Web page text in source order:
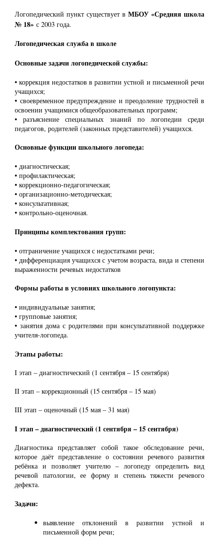
Логопедический пункт существует вМБОУ «Средняя школа
№ 18» с 2003 года.
Логопедическая служба в школе
Основные задачи логопедической службы:
• коррекция недостатков в развитии устной и письменной речи
учащихся;
• своевременное предупреждение и преодоление трудностей в
освоении учащимися общеобразовательных программ;
• разъяснение специальных знаний по логопедии среди
педагогов, родителей (законных представителей) учащихся.
Основные функции школьного логопеда:
• диагностическая;
• профилактическая;
• коррекционно-педагогическая;
• организационно-методическая;
• консультативная;
• контрольно-оценочная.
Принципы комплектования групп:
• отграничение учащихся с недостатками речи;
• дифференциация учащихся с учетом возраста, вида и степени
выраженности речевых недостатков
Формы работы в условиях школьного логопункта:
• индивидуальные занятия;
• групповые занятия;
• занятия дома с родителями при консультативной поддержке
учителя-логопеда.
Этапы работы:
I этап – диагностический (1 сентября – 15 сентября)
II этап – коррекционный (15 сентября – 15 мая)
III этап – оценочный (15 мая – 31 мая)
I этап – диагностический (1 сентября – 15 сентября)
Диагностика представляет собой такое обследование речи,
которое даёт представление о состоянии речевого развития
ребёнка и позволяет учителю – логопеду определить вид
речевой патологии, ее форму и степень тяжести речевого
дефекта.
Задачи:
выявление отклонений в развитии устной и
письменной форм речи;